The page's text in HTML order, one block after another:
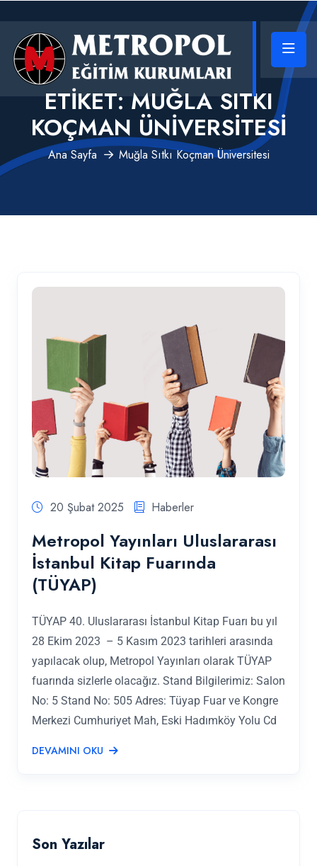
ETIKET:MUĞLA SITKI
KOÇMAN ÜNIVERSITESI
Ana Sayfa Muğla Sıtkı Koçman Üniversitesi
20 Şubat 2025 Haberler
Metropol Yayınları Uluslararası
İstanbul Kitap Fuarında
(TÜYAP)
TÜYAP 40. Uluslararası İstanbul Kitap Fuarı bu yıl
28 Ekim 2023 – 5 Kasım 2023 tarihleri arasında
yapılacak olup, Metropol Yayınları olarak TÜYAP
fuarında sizlerle olacağız. Stand Bilgilerimiz: Salon
No: 5 Stand No: 505 Adres: Tüyap Fuar ve Kongre
Merkezi Cumhuriyet Mah, Eski Hadımköy Yolu Cd
DEVAMINI OKU
Son Yazılar